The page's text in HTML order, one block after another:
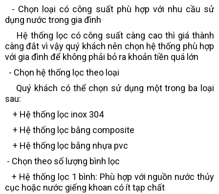
- Chọn loại có công suất phù hợp với nhu cầu sử
dụng nước trong gia đình
Hệ thống lọc có công suất càng cao thì giá thành
càng đắt vì vậy quý khách nên chọn hệ thống phù hợp
với gia đình để không phải bỏ ra khoản tiền quá lớn
- Chọn hệ thống lọc theo loại
Quý khách có thể chọn sử dụng một trong ba loại
sau:
+ Hệ thống lọc inox 304
+ Hệ thống lọc bằng composite
+ Hệ thống lọc bằng nhựa pvc
- Chọn theo số lượng bình lọc
+ Hệ thống lọc 1 bình: Phù hợp với nguồn nước thủy
cục hoặc nước giếng khoan có ít tạp chất